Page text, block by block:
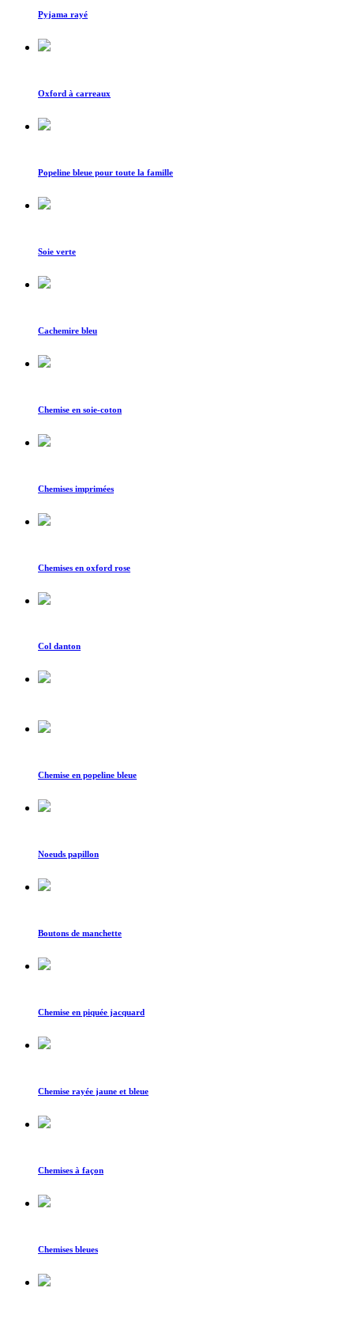
Pyjama rayé
Oxford à carreaux
Popeline bleue pour toute la famille
Soie verte
Cachemire bleu
Chemise en soie-coton
Chemises imprimées
Chemises en oxford rose
Col danton
Chemise en popeline bleue
Noeuds papillon
Boutons de manchette
Chemise en piquée jacquard
Chemise rayée jaune et bleue
Chemises à façon
Chemises bleues